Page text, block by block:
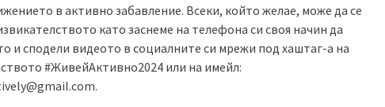
в активно забавление. Всеки, който желае, може да се
като заснеме на телефона си своя начин да
и сподели видеото в социалните си мрежи под хаштаг-а на
#ЖивейАктивно2024 или на имейл: